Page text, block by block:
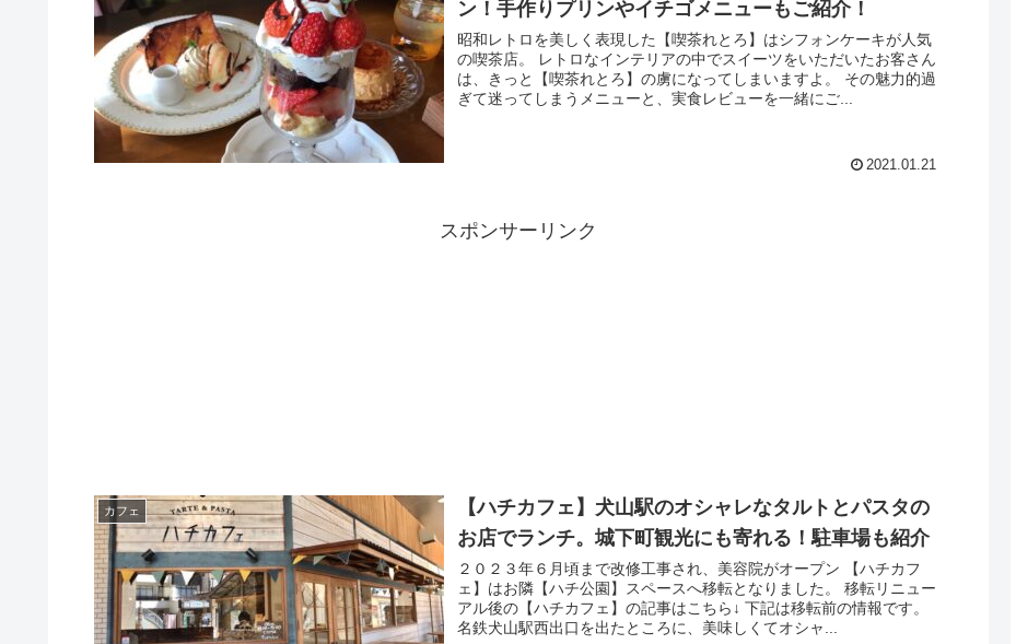
ン！手作りプリンやイチゴメニューもご紹介！
昭和レトロを美しく表現した【喫茶れとろ】はシフォンケーキが人気
の喫茶店。 レトロなインテリアの中でスイーツをいただいたお客さん
は、きっと【喫茶れとろ】の虜になってしまいますよ。 その魅力的過
ぎて迷ってしまうメニューと、実食レビューを一緒にご...
2021.01.21
スポンサーリンク
カフェ
【ハチカフェ】犬山駅のオシャレなタルトとパスタの
お店でランチ。城下町観光にも寄れる！駐車場も紹介
２０２３年６月頃まで改修工事され、美容院がオープン 【ハチカフ
ェ】はお隣【ハチ公園】スペースへ移転となりました。 移転リニュー
アル後の【ハチカフェ】の記事はこちら↓ 下記は移転前の情報です。
名鉄犬山駅西出口を出たところに、美味しくてオシャ...